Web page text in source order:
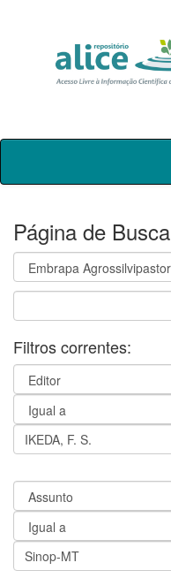
Skip
Página de Busca
Filtros correntes: